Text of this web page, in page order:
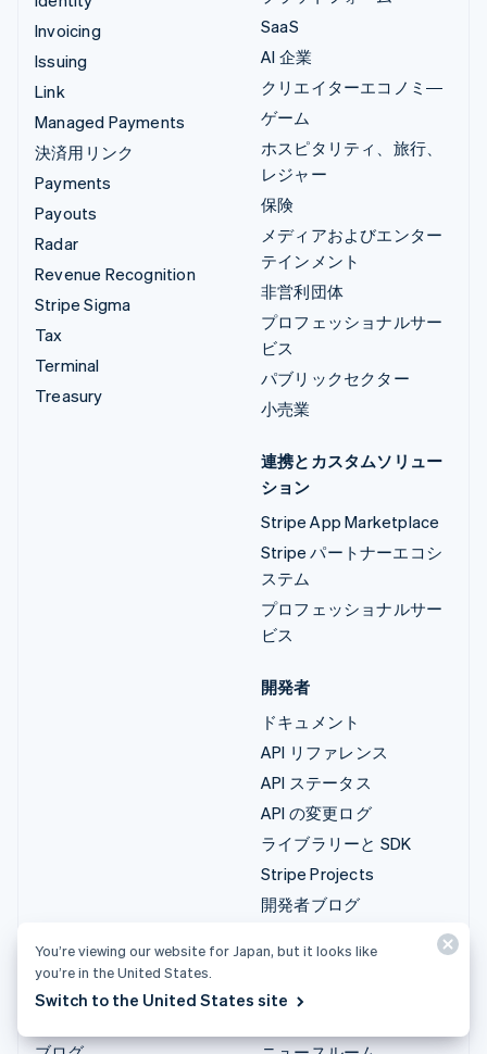
Invoicing
Issuing
Link
Managed Payments
決済用リンク
Payments
Payouts
Radar
Revenue Recognition
Stripe Sigma
Tax
Terminal
Treasury
SaaS
AI 企業
クリエイターエコノミ―
ゲーム
ホスピタリティ、旅行、
レジャー
保険
メディアおよびエンター
テインメント
非営利団体
プロフェッショナルサー
ビス
パブリックセクター
小売業
連携とカスタムソリュー
ション
Stripe App Marketplace
Stripe パートナーエコシ
ステム
プロフェッショナルサー
ビス
開発者
ドキュメント
API リファレンス
API ステータス
API の変更ログ
ライブラリーと SDK
Stripe Projects
開発者ブログ
リソース
ガイド
会社情報
製品ロードマップ
You’re viewing our website for Japan, but it looks like
you’re in the United States.
Switch to the United States site